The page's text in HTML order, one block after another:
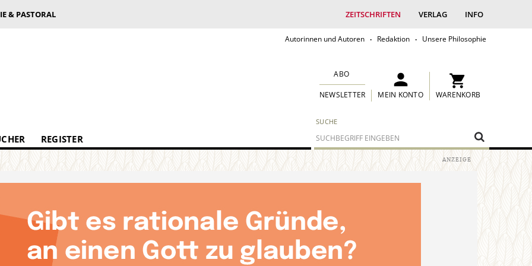
& PASTORAL ZEITSCHRIFTEN VERLAG INFO
Autorinnen und Autoren Redaktion Unsere Philosophie
SUCHE
ABO
NEWSLETTER MEIN KONTO WARENKORB
REGISTER